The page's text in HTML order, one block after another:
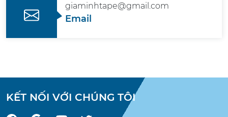
giaminhtape@gmail.com
Email
KẾT NỐI VỚI CHÚNG TÔI